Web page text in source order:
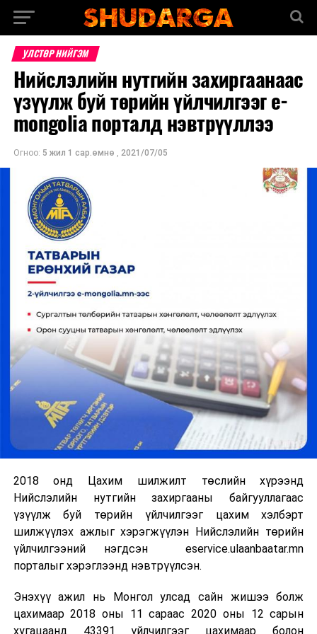
УЛСТӨР НИЙГЭМ
Нийслэлийн нутгийн захиргаанаас
үзүүлж буй төрийн үйлчилгээг e-
mongolia порталд нэвтрүүллээ
Огноо: 5 жил 1 сар.өмнө , 2021/07/05
2018 онд Цахим шилжилт төслийн хүрээнд
Нийслэлийн нутгийн захиргааны байгууллагаас
үзүүлж буй төрийн үйлчилгээг цахим хэлбэрт
шилжүүлэх ажлыг хэрэгжүүлэн Нийслэлийн төрийн
үйлчилгээний нэгдсэн eservice.ulaanbaatar.mn
порталыг хэрэглээнд нэвтрүүлсэн.
Энэхүү ажил нь Монгол улсад сайн жишээ болж
цахимаар 2018 оны 11 сараас 2020 оны 12 сарын
хугацаанд 43391 үйлчилгээг цахимаар болон